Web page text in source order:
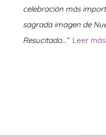
celebración más
sagrada imagen de
Resucitado…” Leer